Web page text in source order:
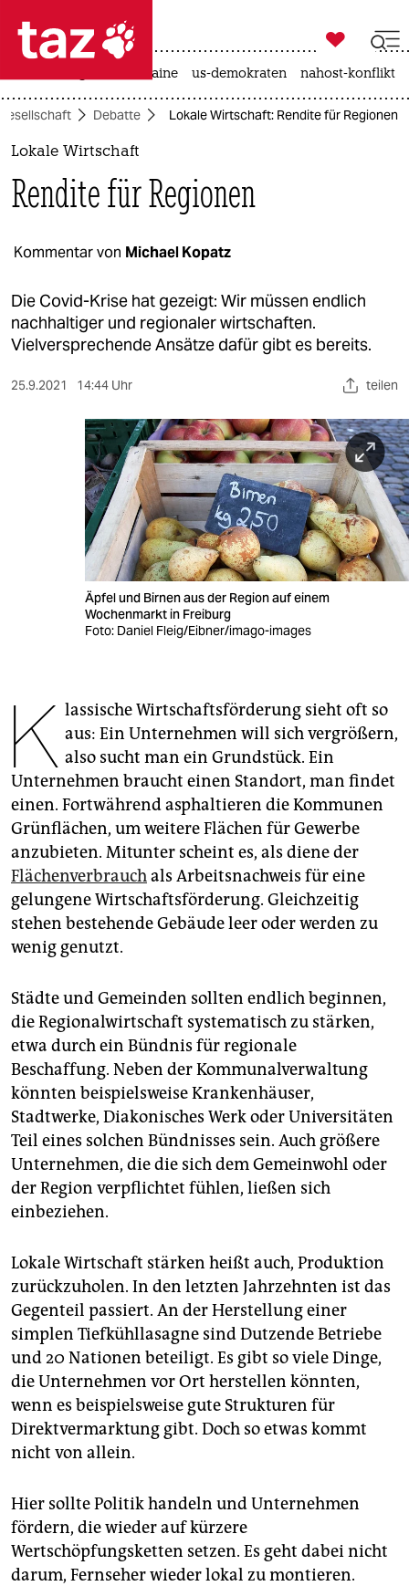
 taz zahl ich
taz zahl ich
politik
öko
gesellschaft
kultur
wahrheit
veranstaltungen
unterstützen
abo
genossenschaft
epaper login

taz zahl ich
krieg in der ukraine us-demokraten nahost-konflikt
Debatte Lokale Wirtschaft: Rendite für Regionen
Lokale Wirtschaft
Rendite für Regionen
Kommentar von Michael Kopatz
Die Covid-Krise hat gezeigt: Wir müssen endlich
nachhaltiger und regionaler wirtschaften.
Vielversprechende Ansätze dafür gibt es bereits.
25.9.2021 14:44 Uhr teilen
Äpfel und Birnen aus der Region auf einem
Wochenmarkt in Freiburg
Foto: Daniel Fleig/Eibner/imago-images
K lassische Wirtschaftsförderung sieht oft so
aus: Ein Unternehmen will sich vergrößern,
also sucht man ein Grundstück. Ein
Unternehmen braucht einen Standort, man findet
einen. Fortwährend asphaltieren die Kommunen
Grünflächen, um weitere Flächen für Gewerbe
anzubieten. Mitunter scheint es, als diene der
Flächenverbrauchals Arbeitsnachweis für eine
gelungene Wirtschaftsförderung. Gleichzeitig
stehen be­stehende Gebäude leer oder werden zu
wenig genutzt.
Städte und Gemeinden sollten endlich beginnen,
die Regionalwirtschaft systematisch zu stärken,
etwa durch ein Bündnis für regionale
Beschaffung. Neben der Kommunalverwaltung
könnten beispielsweise Krankenhäuser,
Stadtwerke, Diakonisches Werk oder Universitäten
Teil eines solchen Bündnisses sein. Auch größere
Unternehmen, die die sich dem Gemeinwohl oder
der Region verpflichtet fühlen, ließen sich
einbeziehen.
Lokale Wirtschaft stärken heißt auch, Produktion
zurückzuholen. In den letzten Jahrzehnten ist das
Gegenteil passiert. An der Herstellung einer
simplen Tiefkühllasagne sind Dutzende Betriebe
und 20 Nationen beteiligt. Es gibt so viele Dinge,
die Unternehmen vor Ort herstellen könnten,
wenn es beispielsweise gute Strukturen für
Direktvermarktung gibt. Doch so etwas kommt
nicht von allein.
Hier sollte Politik handeln und Unternehmen
fördern, die wieder auf kürzere
Wertschöpfungsketten setzen. Es geht dabei nicht
darum, Fernseher wieder lokal zu montieren.